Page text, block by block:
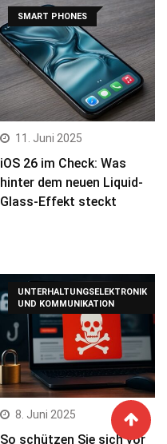
SMART PHONES
11. Juni 2025
iOS 26 im Check: Was
hinter dem neuen Liquid-
Glass-Effekt steckt
UNTERHALTUNGSELEKTRONIK
UND KOMMUNIKATION
8. Juni 2025
So schützen Sie sich vor